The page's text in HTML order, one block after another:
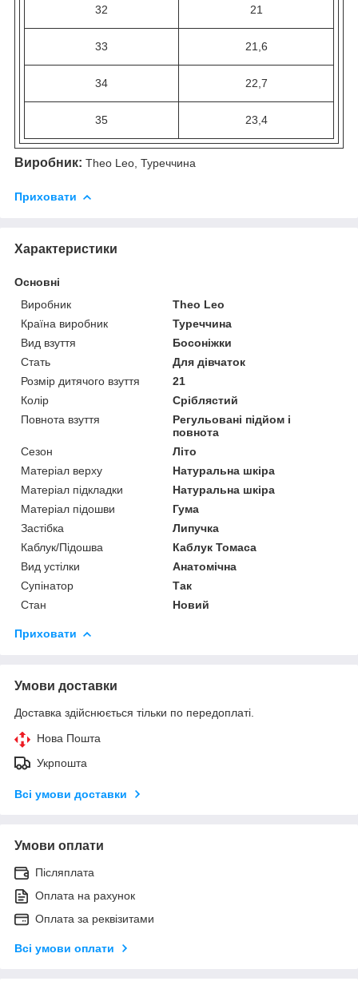
32 21
33 21,6
34 22,7
35 23,4
Виробник: Theo Leo, Туреччина
Приховати
Характеристики
Основні
Виробник
Theo Leo
Країна виробник
Туреччина
Вид взуття
Босоніжки
Стать
Для дівчаток
Розмір дитячого взуття
21
Колір
Сріблястий
Повнота взуття
Регульовані підйом і
повнота
Сезон
Літо
Матеріал верху
Натуральна шкіра
Матеріал підкладки
Натуральна шкіра
Матеріал підошви
Гума
Застібка
Липучка
Каблук/Підошва
Каблук Томаса
Вид устілки
Анатомічна
Супінатор
Так
Стан
Новий
Приховати
Умови доставки
Доставка здійснюється тільки по передоплаті.
Нова Пошта
Укрпошта
Всі умови доставки
Умови оплати
Післяплата
Оплата на рахунок
Оплата за реквізитами
Всі умови оплати